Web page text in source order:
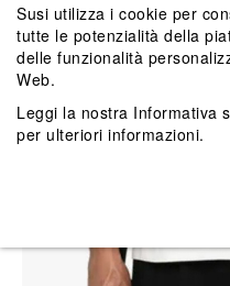
Susi utilizza i cookie per
tutte le potenzialità della
delle funzionalità
Web.
Leggi la nostra Informativa
per ulteriori informazioni.